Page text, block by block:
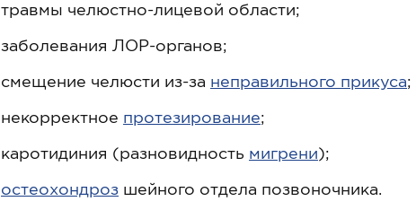
травмы челюстно-лицевой области;
заболевания ЛОР-органов;
смещение челюсти из-за неправильного прикуса;
некорректное протезирование;
каротидиния (разновидность мигрени);
остеохондроз шейного отдела позвоночника.